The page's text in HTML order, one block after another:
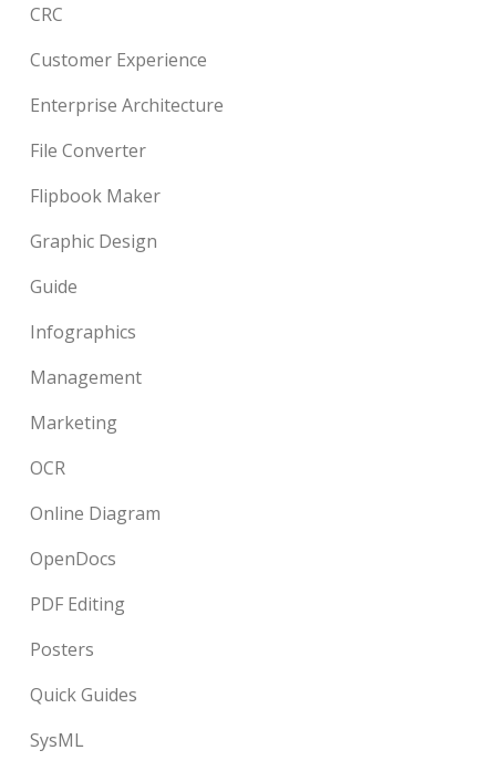
CRC
Customer Experience
Enterprise Architecture
File Converter
Flipbook Maker
Graphic Design
Guide
Infographics
Management
Marketing
OCR
Online Diagram
OpenDocs
PDF Editing
Posters
Quick Guides
SysML